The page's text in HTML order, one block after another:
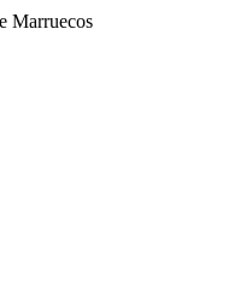
Marruecos